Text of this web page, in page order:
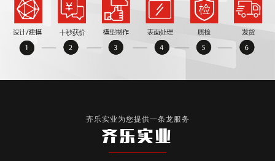
齐乐实业为您提供一条龙服务
齐乐实业